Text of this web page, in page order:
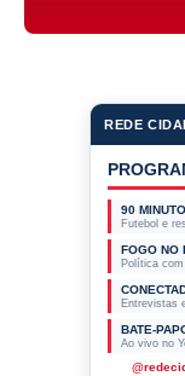
REDE
90
Futebol e
FOGO
Política
BATE-
Ao vivo no